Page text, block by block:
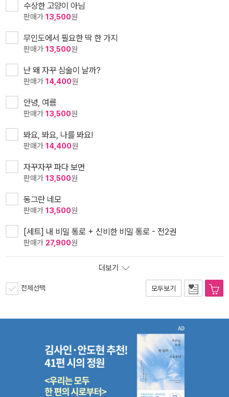
수상한 고양이 아님
판매가 13,500원
무인도에서 필요한 딱 한 가지
판매가 13,500원
난 왜 자꾸 심술이 날까?
판매가 14,400원
안녕, 여름
판매가 13,500원
봐요, 봐요, 나를 봐요!
판매가 14,400원
자꾸자꾸 파다 보면
판매가 13,500원
동그란 네모
판매가 13,500원
[세트] 내 비밀 통로 + 신비한 비밀 통로 - 전2권
판매가 27,900원
더보기
전체선택 모두보기